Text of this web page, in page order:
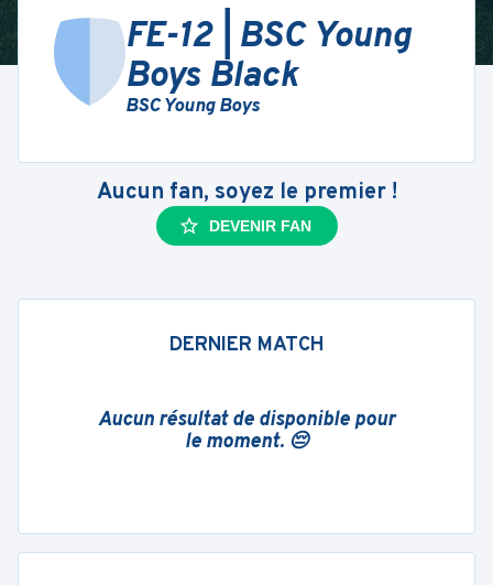
FE-12 | BSC Young
Boys Black
BSC Young Boys
Aucun fan, soyez le premier !
DEVENIR FAN
DERNIER MATCH
Aucun résultat de disponible pour
le moment. 😔